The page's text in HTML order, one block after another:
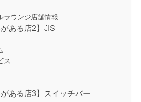
ラウンジ店舗情報
がある店2】JIS
ス
がある店3】スイッチバー